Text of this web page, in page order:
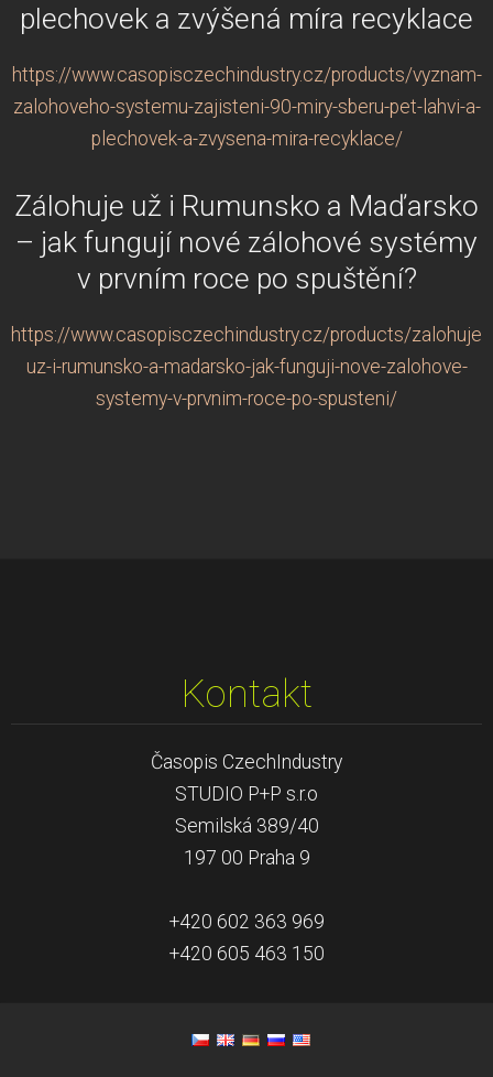
plechovek a zvýšená míra recyklace
https://www.casopisczechindustry.cz/products/vyznam-
zalohoveho-systemu-zajisteni-90-miry-sberu-pet-lahvi-a-
plechovek-a-zvysena-mira-recyklace/
Zálohuje už i Rumunsko a Maďarsko
– jak fungují nové zálohové systémy
v prvním roce po spuštění?
https://www.casopisczechindustry.cz/products/zalohuje-
uz-i-rumunsko-a-madarsko-jak-funguji-nove-zalohove-
systemy-v-prvnim-roce-po-spusteni/
Kontakt
Časopis CzechIndustry
STUDIO P+P s.r.o
Semilská 389/40
197 00 Praha 9
+420 602 363 969
+420 605 463 150